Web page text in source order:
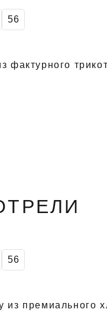
56
фактурного
56
премиального